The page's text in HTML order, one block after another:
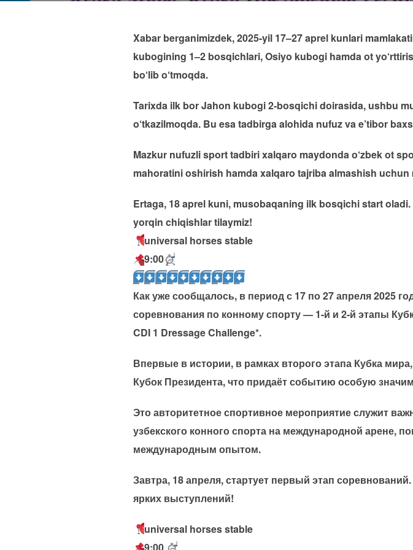
Xabar berganimizdek, 2025-yil 17–27 aprel kunlari
kubogining 1–2 bosqichlari, Osiyo kubogi hamda ot
bo‘lib o‘tmoqda.
Tarixda ilk bor Jahon kubogi 2-bosqichi doirasida, ushbu
o‘tkazilmoqda. Bu esa tadbirga alohida nufuz va e’tibor
Mazkur nufuzli sport tadbiri xalqaro maydonda o‘zbek ot
mahoratini oshirish hamda xalqaro tajriba almashish
Ertaga, 18 aprel kuni, musobaqaning ilk bosqichi start
yorqin chiqishlar tilaymiz!
universal horses stable
9:00
Как уже сообщалось, в период с 17 по 27 апреля 2025
соревнования по конному спорту — 1-й и 2-й этапы
CDI 1 Dressage Challenge*.
Впервые в истории, в рамках второго этапа Кубка
Кубок Президента, что придаёт событию особую
Это авторитетное спортивное мероприятие служит
узбекского конного спорта на международной арене,
международным опытом.
Завтра, 18 апреля, стартует первый этап
ярких выступлений!
universal horses stable